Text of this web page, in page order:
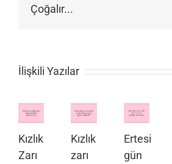
Çoğalır...
İlişkili Yazılar
Kızlık
Zarı
Kızlık
zarı
Ertesi
gün